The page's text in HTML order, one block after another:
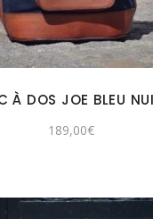
À DOS JOE BLEU
189,00€